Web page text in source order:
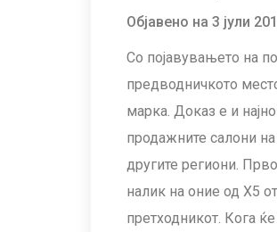
Објавено на 3 јули
Со појавувањето на
предводничкото
марка. Доказ е и
продажните салони
другите региони.
налик на оние од X5
претходникот. Кога